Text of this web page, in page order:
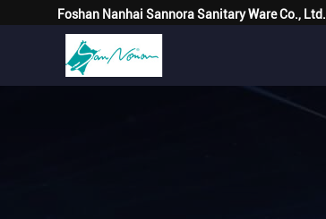
Foshan Nanhai Sannora Sanitary Ware Co., Ltd.